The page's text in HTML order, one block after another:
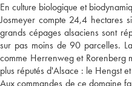
En culture biologique et
Josmeyer compte 24,4 hectares
grands cépages alsaciens sont
sur pas moins de 90 parcelles.
comme Herrenweg et Rorenberg
plus réputés d'Alsace : le Hengst
Aux commandes de ce domaine